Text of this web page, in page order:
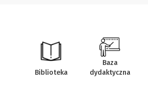
Biblioteka
Baza
dydaktyczna